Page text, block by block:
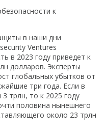
к
в наши дни
Ventures
в 2023 году приведет к
долларов. Эксперты
глобальных убытков от
три года. Если в
трлн, то к 2025 году
половина нынешнего
около 23 трлн